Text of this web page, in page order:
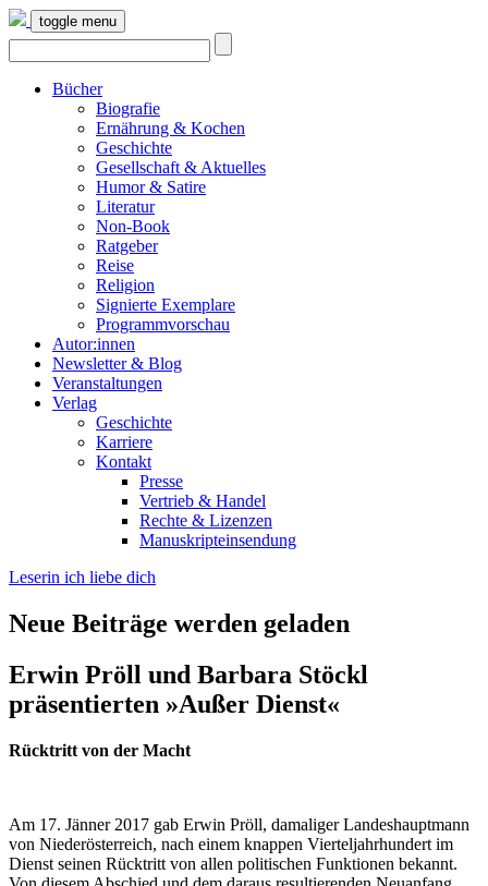
toggle menu
Bücher
Biografie
Ernährung & Kochen
Geschichte
Gesellschaft & Aktuelles
Humor & Satire
Literatur
Non-Book
Ratgeber
Reise
Religion
Signierte Exemplare
Programmvorschau
Autor:innen
Newsletter & Blog
Veranstaltungen
Verlag
Geschichte
Karriere
Kontakt
Presse
Vertrieb & Handel
Rechte & Lizenzen
Manuskripteinsendung
Leserin ich liebe dich
Neue Beiträge werden geladen
Erwin Pröll und Barbara Stöckl
präsentierten »Außer Dienst«
Rücktritt von der Macht
Am 17. Jänner 2017 gab Erwin Pröll, damaliger Landeshauptmann
von Niederösterreich, nach einem knappen Vierteljahrhundert im
Dienst seinen Rücktritt von allen politischen Funktionen bekannt.